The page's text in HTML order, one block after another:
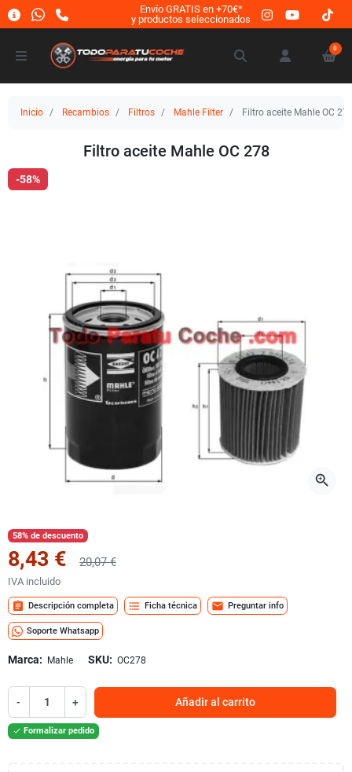
Envío GRATIS en +70€*
y productos seleccionados
0
Inicio Recambios Filtros Mahle Filter Filtro aceite Mahle OC
Filtro aceite Mahle OC 278
-58%
zoom_in
58% de descuento
8,43 € 20,07 €
IVA incluido
assignment Descripción completa format_list_bulleted Ficha técnica mail Preguntar info
Soporte Whatsapp
Marca: Mahle SKU: OC278
- + Añadir al carrito
 Formalizar pedido